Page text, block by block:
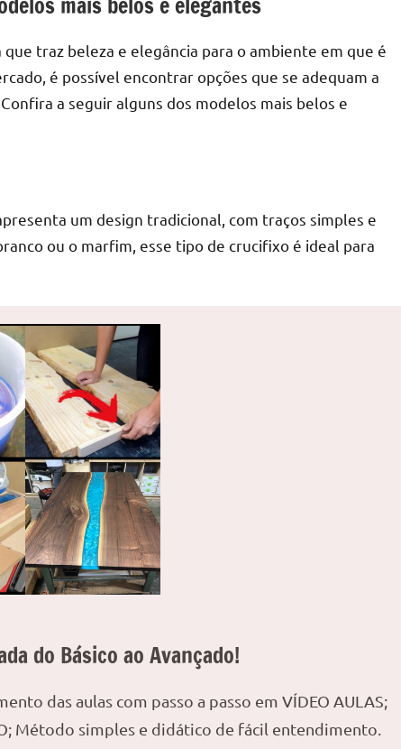
traz beleza e elegância para o ambiente em que é
é possível encontrar opções que se adequam a
a seguir alguns dos modelos mais belos e
um design tradicional, com traços simples e
ou o marfim, esse tipo de crucifixo é ideal para
do Básico ao Avançado!
das aulas com passo a passo em VÍDEO AULAS;
Método simples e didático de fácil entendimento.